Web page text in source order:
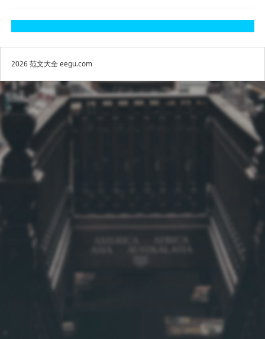
2026 范文大全eegu.com